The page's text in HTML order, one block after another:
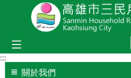
跳到主要內容區塊
:::
關於我們